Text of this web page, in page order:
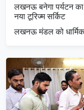
लखनऊ बनेगा पर्यटन का
नया टूरिज्म सर्किट
लखनऊ मंडल को